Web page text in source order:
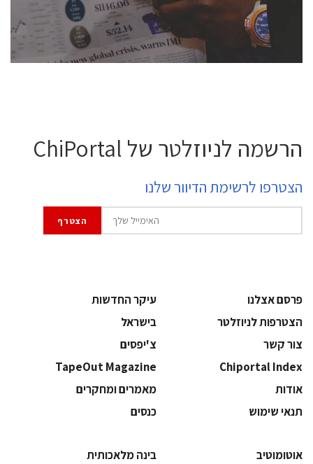
לחץ לפרטים
הרשמה לניוזלטר של ChiPortal
הצטרפו לרשימת הדיוור שלנו
פרסם אצלנו
עיקר החדשות
הצטרפות לניוזלטר
בישראל
צור קשר
צ'יפסים
Chiportal Index
TapeOut Magazine
אודות
מאמרים ומחקרים
תנאי שימוש
כנסים
אוטומוטיב בינה מלאכותית